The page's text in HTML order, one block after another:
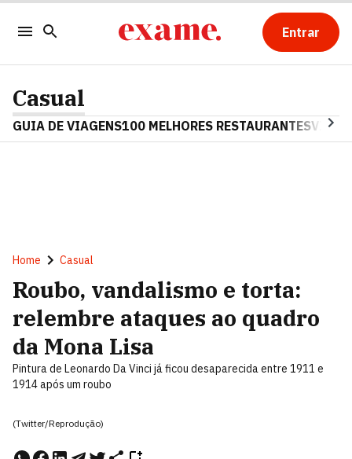
Entrar
Casual
GUIA DE VIAGENS100 MELHORES RESTAURANTES
Home Casual
Roubo, vandalismo e torta:
relembre ataques ao quadro
da Mona Lisa
Pintura de Leonardo Da Vinci já ficou desaparecida entre 1911 e
1914 após um roubo
(Twitter/Reprodução)